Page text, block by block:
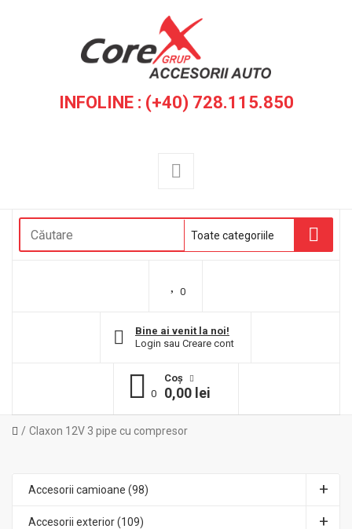
INFOLINE : (+40) 728.115.850
0
Bine ai venit la noi!
Login sau Creare cont
Coş
0
0,00 lei
Claxon 12V 3 pipe cu compresor
Accesorii camioane (98)
Accesorii exterior (109)